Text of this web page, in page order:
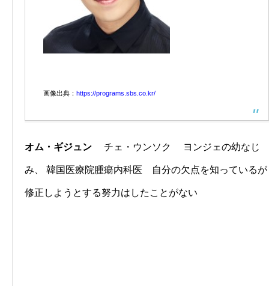
画像出典： https://programs.sbs.co.kr/
オム・ギジュン チェ・ウンソク ヨンジェの幼なじ
み、 韓国医療院腫瘍内科医 自分の欠点を知っているが
修正しようとする努力はしたことがない